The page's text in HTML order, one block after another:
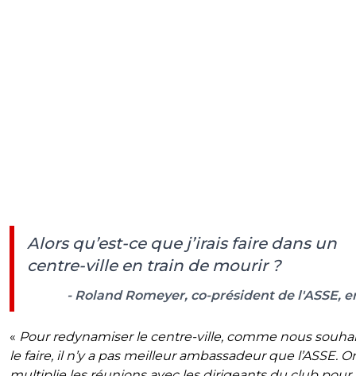
Alors qu’est-ce que j’irais faire dans un
centre-ville en train de mourir ?
- Roland Romeyer, co-président de l'ASSE,
« Pour redynamiser le centre-ville, comme nous
le faire, il n’y a pas meilleur ambassadeur que l’ASSE.